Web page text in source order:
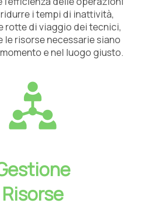
i tempi di inattività,
rotte di viaggio dei tecnici,
le risorse necessarie siano
e nel luogo giusto.
Risorse